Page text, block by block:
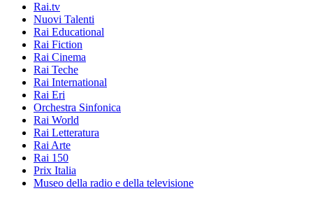
Rai.tv
Nuovi Talenti
Rai Educational
Rai Fiction
Rai Cinema
Rai Teche
Rai International
Rai Eri
Orchestra Sinfonica
Rai World
Rai Letteratura
Rai Arte
Rai 150
Prix Italia
Museo della radio e della televisione